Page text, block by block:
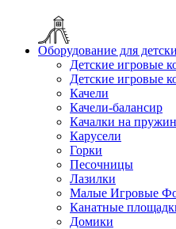
Оборудование для
Детские игровые
Детские игровые
Качели
Качели-балансир
Качалки на
Карусели
Горки
Песочницы
Лазилки
Малые Игровые
Канатные
Домики